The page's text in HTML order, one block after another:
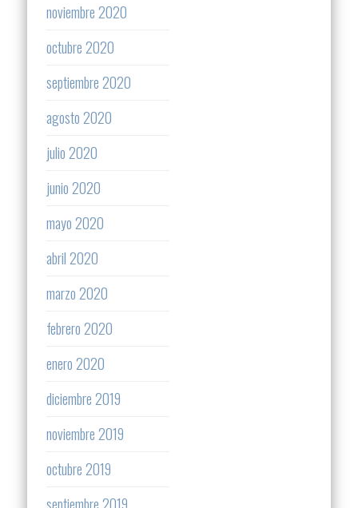
noviembre 2020
octubre 2020
septiembre 2020
agosto 2020
julio 2020
junio 2020
mayo 2020
abril 2020
marzo 2020
febrero 2020
enero 2020
diciembre 2019
noviembre 2019
octubre 2019
septiembre 2019